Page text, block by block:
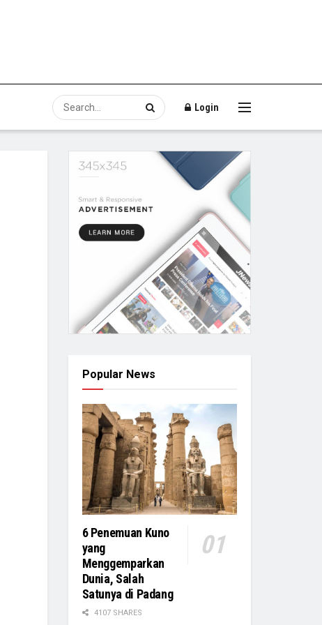
Login
Popular News
6 Penemuan Kuno
yang
Menggemparkan
Dunia, Salah
Satunya di Padang
4107 SHARES